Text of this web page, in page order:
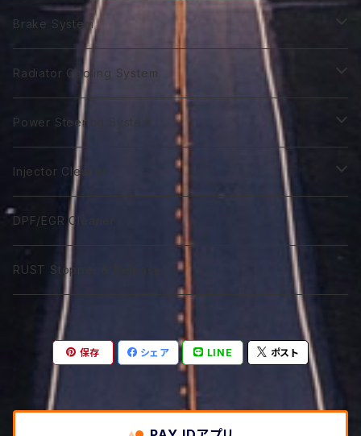
GTR 10W-30
GTR 5Ｗ-40
GTR 10W-40
GTR 5W-50
GTR 10W-50
GTR 20W-50
GTR 10W-60
GTA 5W-30
GTA 5W-40
GTA 10W-40
GTA 15W-50
GTA 20W-50
First 0W30
Excel 0W-20
Excel 0W-30
Excel 0W-40
Sport 0W-20
Sport 0W-30
Sport 0W-40
ST 0W-30
ST 10W-40
ST 5W-50
ST 10W-50
ST 15W-50
VGX 0W-16
VGX 0W-20
VGX 5W-30
VGX 0W-40
VGX 5W-40
VGX 10W-40
VGX 5W-50
Classico
Classico 10W-40
Classico 15W-40
Classico 20W-40
Classico 5W-50
Classico 15W-50
Classico 20W-50A
Classico 20W-50B
DH-2 20W-50 ＊
Euro C2 5W-30
Euro C3 5W-40
Euro C3 0W-30
Euro C3 5W-30
Euro C3 5W-40
Biker 4T Type N
Biker 4T Type L
Biker 2T Type S
Biker 2T Type N
80番系
75W-90
75W-120
85W-90
85W-140
60番系
70番系
75W-120
75W-140
85W-140
Syn Gear
70番系
75番系
90番系
75W-120
75W-140
Extra Gear
75番系
80番系
85番系
75W-90
ATF Spec -Ⅱ
ATF Spec -Ⅲ⁺
ATF Spec -Ⅲ⁺L
ATF Spec -Ⅲ⁺X
ATF Spec -Ⅲ⁺RSZ
ATF Spec -Ⅵ
DCTF Type R
ATF LVF
GT Gear
75番系
80番系
120番系
Syn Gear
75番系
80番系
90番系
Extra Gear
75番系
80番系
Syn Gear 250
85W-250
85W-250M
Brake System
Racing 650
Super 510
Sport 400
Sport 300
Radiator Cooling System
Super DX Coolant
Coolish Energy
Coolant Restore
Coolant Leakstpper
Power Steering System
PSF type R
PSF type Ｎ
Injector Cleaner
M IC D
M IC G
DPF/EGR Cleaner
RUST Stopper & Release
保存 シェア LINE ポスト